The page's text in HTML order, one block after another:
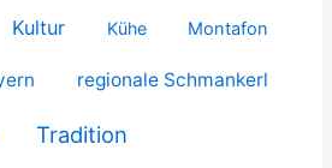
Kultur Kühe Montafon
regionale Schmankerl
Tradition